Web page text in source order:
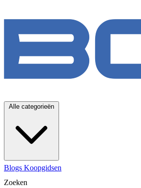
Alle categorieën
Blogs Koopgidsen
Zoeken